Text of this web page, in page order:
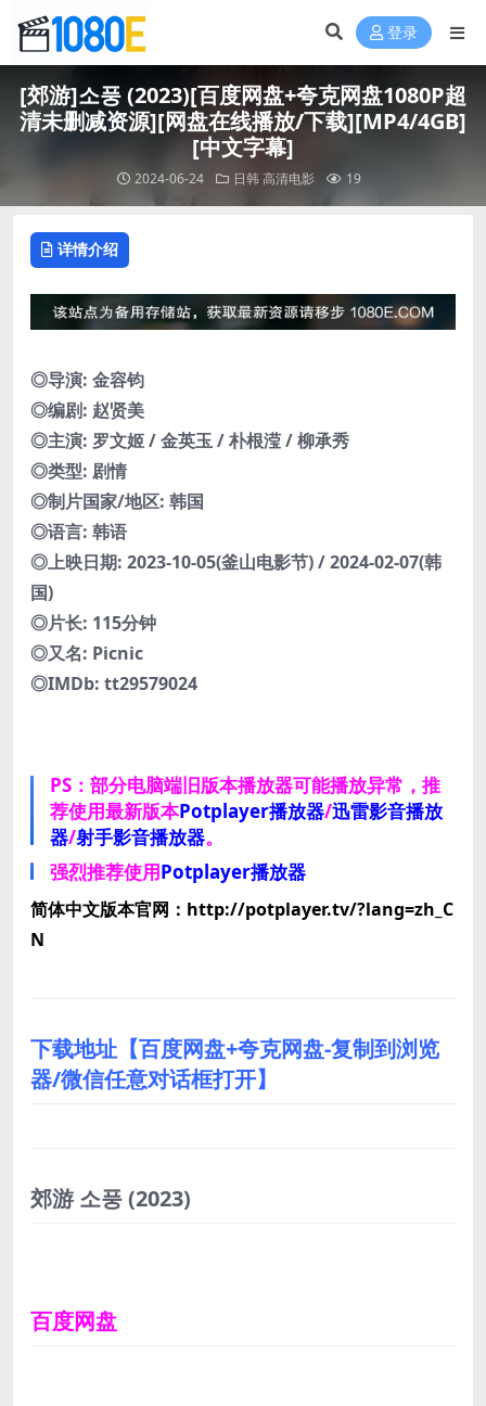
登录
[郊游]소풍 (2023)[百度网盘+夸克网盘1080P超
清未删减资源][网盘在线播放/下载][MP4/4GB]
[中文字幕]
2024-06-24 日韩 高清电影 19
详情介绍
◎导演: 金容钧
◎编剧: 赵贤美
◎主演: 罗文姬 / 金英玉 / 朴根滢 / 柳承秀
◎类型: 剧情
◎制片国家/地区: 韩国
◎语言: 韩语
◎上映日期: 2023-10-05(釜山电影节) / 2024-02-07(韩
国)
◎片长: 115分钟
◎又名: Picnic
◎IMDb: tt29579024
PS：部分电脑端旧版本播放器可能播放异常，推
荐使用最新版本Potplayer播放器/迅雷影音播放
器/射手影音播放器。
强烈推荐使用Potplayer播放器
简体中文版本官网：http://potplayer.tv/?lang=zh_C
N
下载地址【百度网盘+夸克网盘-复制到浏览
器/微信任意对话框打开】
郊游 소풍(2023)
百度网盘